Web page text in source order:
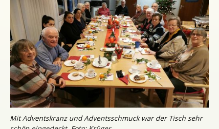
Mit Adventskranz und Adventsschmuck war der Tisch sehr